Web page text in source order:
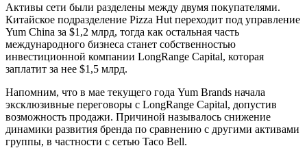
Активы сети были разделены между двумя покупателями.
Китайское подразделение Pizza Hut переходит под управление
Yum China за $1,2 млрд, тогда как остальная часть
международного бизнеса станет собственностью
инвестиционной компании LongRange Capital, которая
заплатит за нее $1,5 млрд.
Напомним, что в мае текущего года Yum Brands начала
эксклюзивные переговоры с LongRange Capital, допустив
возможность продажи. Причиной называлось снижение
динамики развития бренда по сравнению с другими активами
группы, в частности с сетью Taco Bell.